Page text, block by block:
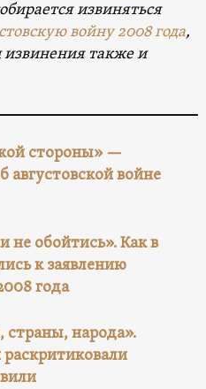
извиняться
войну 2008 года,
извинения также и
стороны» —
августовской войне
обойтись». Как в
к заявлению
года
народа».